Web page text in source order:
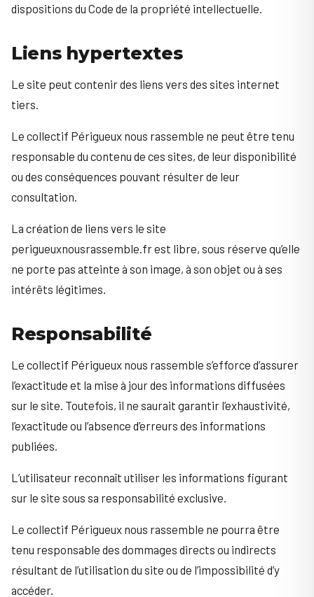
dispositions du Code de la propriété intellectuelle.
Liens hypertextes
Le site peut contenir des liens vers des sites internet
tiers.
Le collectif Périgueux nous rassemble ne peut être tenu
responsable du contenu de ces sites, de leur disponibilité
ou des conséquences pouvant résulter de leur
consultation.
La création de liens vers le site
perigueuxnousrassemble.fr est libre, sous réserve qu’elle
ne porte pas atteinte à son image, à son objet ou à ses
intérêts légitimes.
Responsabilité
Le collectif Périgueux nous rassemble s’efforce d’assurer
l’exactitude et la mise à jour des informations diffusées
sur le site. Toutefois, il ne saurait garantir l’exhaustivité,
l’exactitude ou l’absence d’erreurs des informations
publiées.
L’utilisateur reconnaît utiliser les informations figurant
sur le site sous sa responsabilité exclusive.
Le collectif Périgueux nous rassemble ne pourra être
tenu responsable des dommages directs ou indirects
résultant de l’utilisation du site ou de l’impossibilité d’y
accéder.